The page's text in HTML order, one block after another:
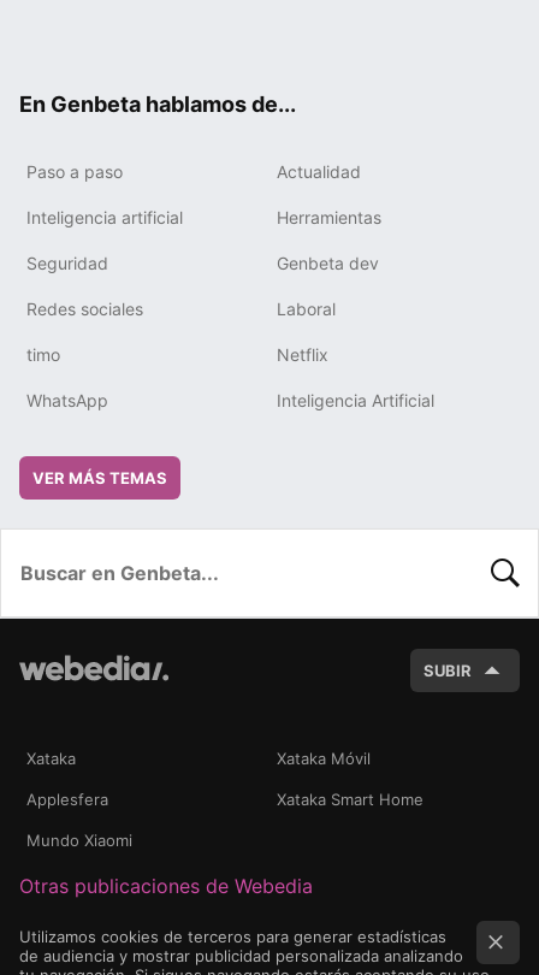
En Genbeta hablamos de...
Paso a paso Actualidad
Inteligencia artificial Herramientas
Seguridad Genbeta dev
Redes sociales Laboral
timo Netflix
WhatsApp Inteligencia Artificial
VER MÁS TEMAS
SUBIR
Xataka Xataka Móvil
Applesfera Xataka Smart Home
Mundo Xiaomi
Otras publicaciones de Webedia
Utilizamos cookies de terceros para generar estadísticas
de audiencia y mostrar publicidad personalizada analizando